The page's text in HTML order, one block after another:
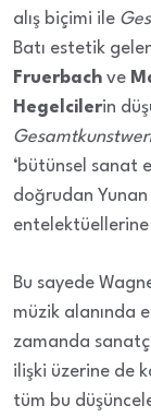
alış biçimi ile
Batı estetik
Fruerbach ve
Hegelcilerin
‘bütünsel sanat
doğrudan
Bu sayede
müzik alanında
zamanda
ilişki üzerine de
tüm bu